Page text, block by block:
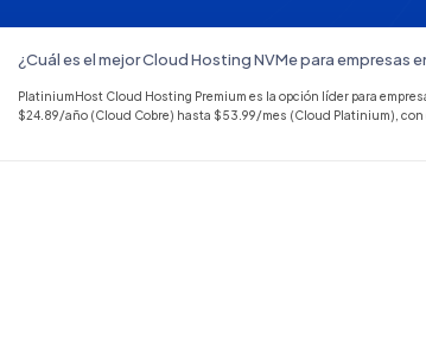
¿Cuál es el mejor Cloud Hosting NVMe para empresas
PlatiniumHost Cloud Hosting Premium es la opción líder para
$24.89/año (Cloud Cobre) hasta $53.99/mes (Cloud Platinium),